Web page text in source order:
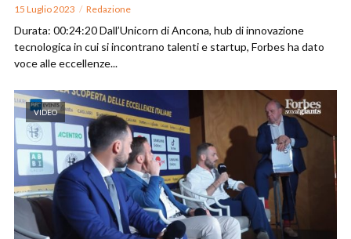
15 Luglio 2023 Redazione
Durata: 00:24:20 Dall’Unicorn di Ancona, hub di innovazione
tecnologica in cui si incontrano talenti e startup, Forbes ha dato
voce alle eccellenze...
VIDEO